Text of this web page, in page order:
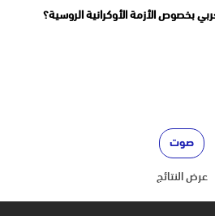
بخصوص الأزمة الأوكرانية الروسية؟
عرض النتائج